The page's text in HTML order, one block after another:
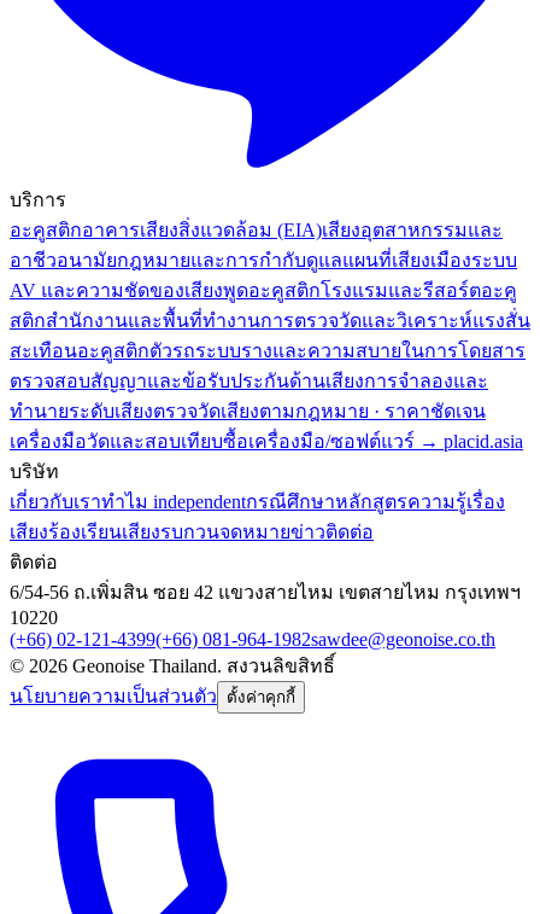
บริการ
อะคูสติกอาคารเสียงสิ่งแวดล้อม (EIA)เสียงอุตสาหกรรมและ
อาชีวอนามัยกฎหมายและการกำกับดูแลแผนที่เสียงเมืองระบบ
AV และความชัดของเสียงพูดอะคูสติกโรงแรมและรีสอร์ตอะคู
สติกสำนักงานและพื้นที่ทำงานการตรวจวัดและวิเคราะห์แรงสั่น
สะเทือนอะคูสติกตัวรถระบบรางและความสบายในการโดยสาร
ตรวจสอบสัญญาและข้อรับประกันด้านเสียงการจำลองและ
ทำนายระดับเสียงตรวจวัดเสียงตามกฎหมาย · ราคาชัดเจน
เครื่องมือวัดและสอบเทียบซื้อเครื่องมือ/ซอฟต์แวร์ → placid.asia
บริษัท
เกี่ยวกับเราทำไม independentกรณีศึกษาหลักสูตรความรู้เรื่อง
เสียงร้องเรียนเสียงรบกวนจดหมายข่าวติดต่อ
ติดต่อ
6/54-56 ถ.เพิ่มสิน ซอย 42 แขวงสายไหม เขตสายไหม กรุงเทพฯ
10220
(+66) 02-121-4399(+66) 081-964-1982sawdee@geonoise.co.th
© 2026 Geonoise Thailand. สงวนลิขสิทธิ์
นโยบายความเป็นส่วนตัว
ตั้งค่าคุกกี้